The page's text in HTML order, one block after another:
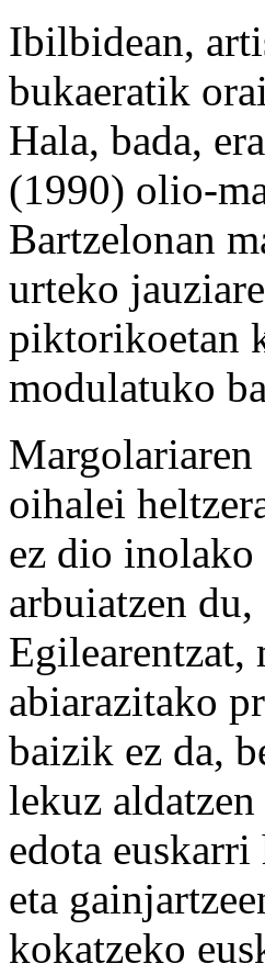
Ibilbidean,
bukaeratik
Hala, bada,
(1990) olio-
Bartzelonan
urteko
piktorikoetan
modulatuko
Margolariaren
oihalei
ez dio
arbuiatzen
Egilearentzat,
abiarazitako
baizik ez da,
lekuz
edota
eta
kokatzeko